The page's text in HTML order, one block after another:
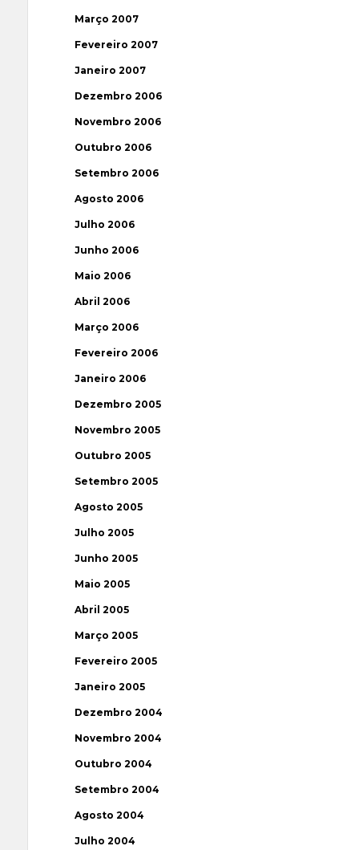
Março 2007
Fevereiro 2007
Janeiro 2007
Dezembro 2006
Novembro 2006
Outubro 2006
Setembro 2006
Agosto 2006
Julho 2006
Junho 2006
Maio 2006
Abril 2006
Março 2006
Fevereiro 2006
Janeiro 2006
Dezembro 2005
Novembro 2005
Outubro 2005
Setembro 2005
Agosto 2005
Julho 2005
Junho 2005
Maio 2005
Abril 2005
Março 2005
Fevereiro 2005
Janeiro 2005
Dezembro 2004
Novembro 2004
Outubro 2004
Setembro 2004
Agosto 2004
Julho 2004